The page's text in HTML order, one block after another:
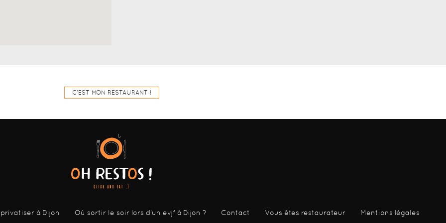
C'EST MON RESTAURANT !
à Dijon Où sortir le soir lors d’un evjf à Dijon ? Contact Vous êtes restaurateur Mentions légales